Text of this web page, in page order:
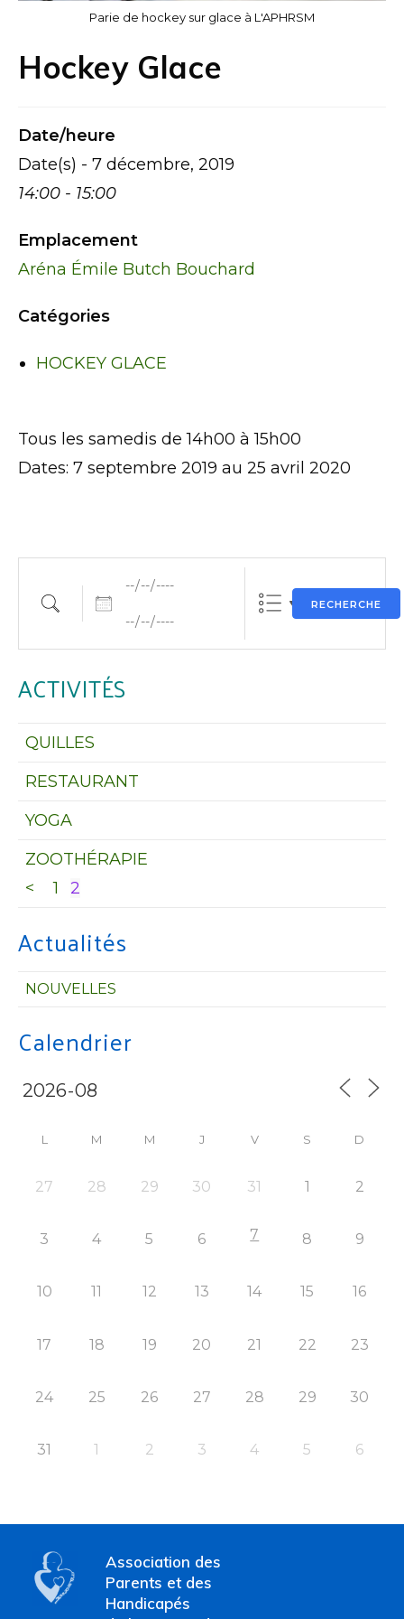
Parie de hockey sur glace à L'APHRSM
Hockey Glace
Date/heure
Date(s) - 7 décembre, 2019
14:00 - 15:00
Emplacement
Aréna Émile Butch Bouchard
Catégories
HOCKEY GLACE
Tous les samedis de 14h00 à 15h00
Dates: 7 septembre 2019 au 25 avril 2020
Rechercher une activité RECHERCHE
ACTIVITÉS
QUILLES
RESTAURANT
YOGA
ZOOTHÉRAPIE
<
1 2
Actualités
NOUVELLES
Calendrier
L M M J V S D
27 28 29 30 31 1 2
3 4 5 6 7 8 9
10 11 12 13 14 15 16
17 18 19 20 21 22 23
24 25 26 27 28 29 30
31 1 2 3 4 5 6
Association des
Parents et des
Handicapés